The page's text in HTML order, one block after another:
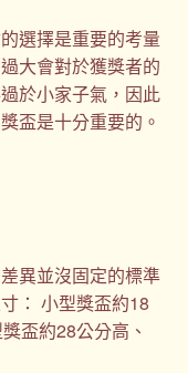
選擇是重要的考量
大會對於獲獎者的
於小家子氣，因此
盃是十分重要的。
異並沒固定的標準
： 小型獎盃約18
盃約28公分高、